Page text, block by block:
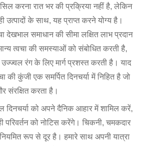
करना रात भर की प्रक्रिया नहीं है, लेकिन
उत्पादों के साथ, यह प्राप्त करने योग्य है।
देखभाल समाधान की सीमा लक्षित लाभ प्रदान
त्वचा की समस्याओं को संबोधित करती है,
रंग के लिए मार्ग प्रशस्त करती है। याद
की कुंजी एक समर्पित दिनचर्या में निहित है जो
संरक्षित करता है।
दिनचर्या को अपने दैनिक आहार में शामिल करें,
को नोटिस करेंगे। चिकनी, चमकदार
रूप से दूर है। हमारे साथ अपनी यात्रा